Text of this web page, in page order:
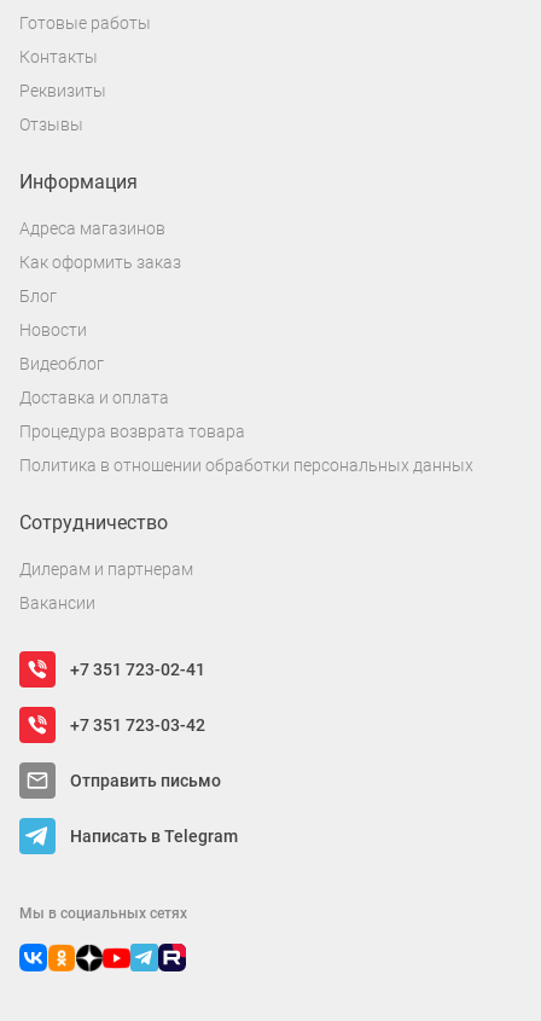
Готовые работы
Контакты
Реквизиты
Отзывы
Информация
Адреса магазинов
Как оформить заказ
Блог
Новости
Видеоблог
Доставка и оплата
Процедура возврата товара
Политика в отношении обработки персональных данных
Сотрудничество
Дилерам и партнерам
Вакансии
+7 351 723-02-41
+7 351 723-03-42
Отправить письмо
Написать в Telegram
Мы в социальных сетях